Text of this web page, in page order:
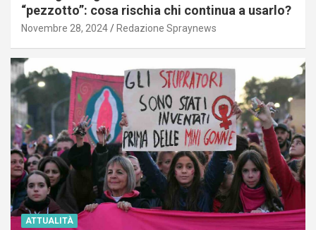
“pezzotto”: cosa rischia chi continua a usarlo?
Novembre 28, 2024 Redazione Spraynews
ATTUALITÀ